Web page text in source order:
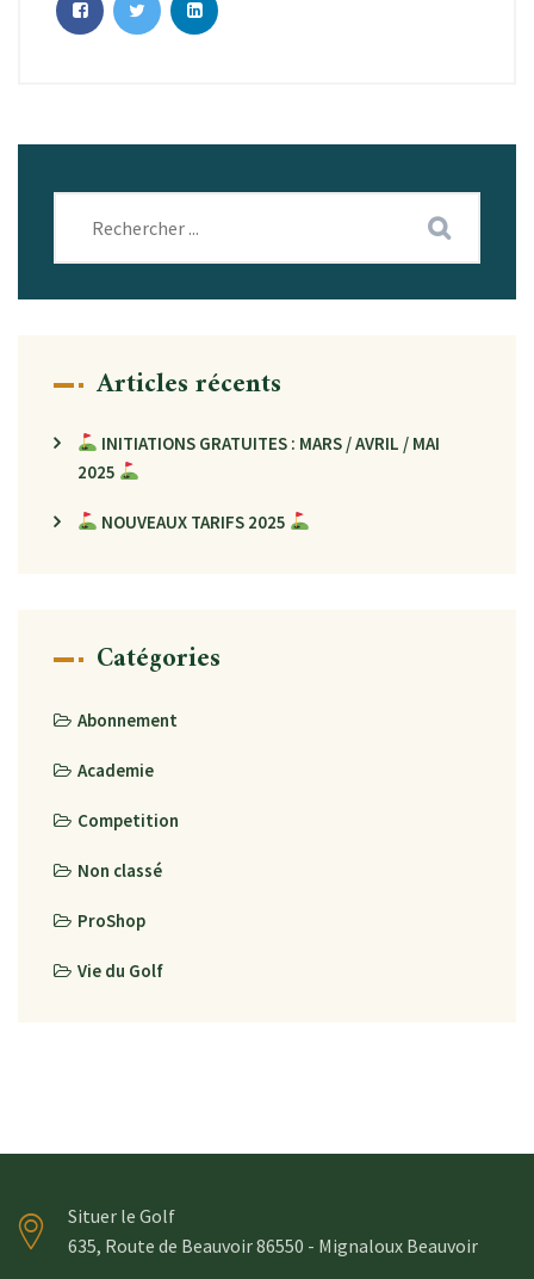
Articles récents
INITIATIONS GRATUITES : MARS / AVRIL / MAI
2025
NOUVEAUX TARIFS 2025
Catégories
Abonnement
Academie
Competition
Non classé
ProShop
Vie du Golf
Situer le Golf
635, Route de Beauvoir 86550 - Mignaloux Beauvoir